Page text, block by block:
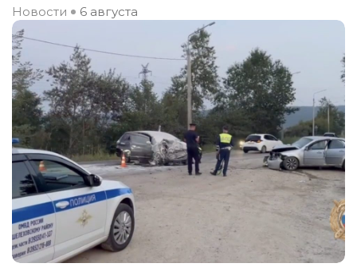
Новости
6 августа